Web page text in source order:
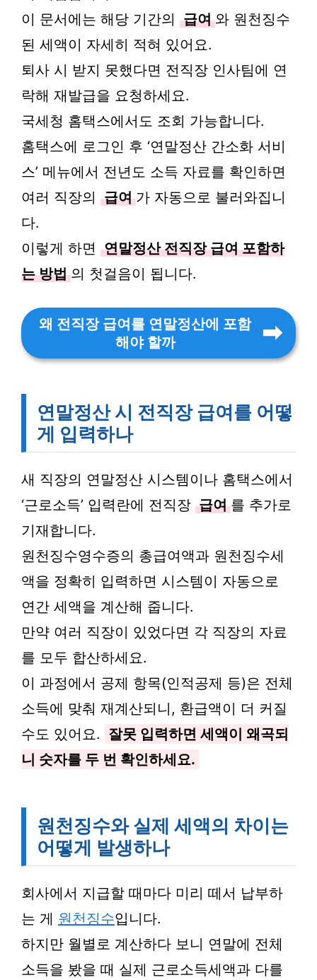
이 문서에는 해당 기간의 급여 와 원천징수
된 세액이 자세히 적혀 있어요.
퇴사 시 받지 못했다면 전직장 인사팀에 연
락해 재발급을 요청하세요.
국세청 홈택스에서도 조회 가능합니다.
홈택스에 로그인 후 ‘연말정산 간소화 서비
스’ 메뉴에서 전년도 소득 자료를 확인하면
여러 직장의 급여 가 자동으로 불러와집니
다.
이렇게 하면 연말정산 전직장 급여 포함하
는 방법 의 첫걸음이 됩니다.
왜 전직장 급여를 연말정산에 포함
해야 할까
연말정산 시 전직장 급여를 어떻
게 입력하나
새 직장의 연말정산 시스템이나 홈택스에서
‘근로소득’ 입력란에 전직장 급여 를 추가로
기재합니다.
원천징수영수증의 총급여액과 원천징수세
액을 정확히 입력하면 시스템이 자동으로
연간 세액을 계산해 줍니다.
만약 여러 직장이 있었다면 각 직장의 자료
를 모두 합산하세요.
이 과정에서 공제 항목(인적공제 등)은 전체
소득에 맞춰 재계산되니, 환급액이 더 커질
수도 있어요. 잘못 입력하면 세액이 왜곡되
니 숫자를 두 번 확인하세요.
원천징수와 실제 세액의 차이는
어떻게 발생하나
회사에서 지급할 때마다 미리 떼서 납부하
는 게 원천징수입니다.
하지만 월별로 계산하다 보니 연말에 전체
소득을 봤을 때 실제 근로소득세액과 다를